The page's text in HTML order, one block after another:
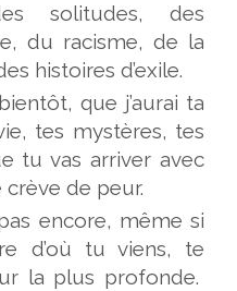
solitudes, des
du racisme, de la
histoires d’exile.
que j’aurai ta
tes mystères, tes
tu vas arriver avec
de peur.
encore, même si
d’où tu viens, te
la plus profonde.